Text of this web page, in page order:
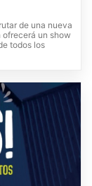
de una nueva
ofrecerá un show
todos los